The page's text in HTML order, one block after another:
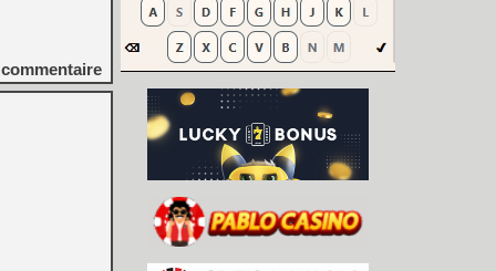
commentaire